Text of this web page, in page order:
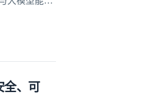
全、可